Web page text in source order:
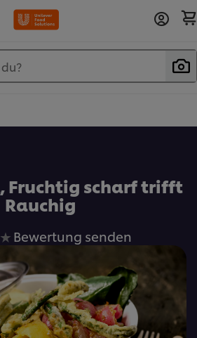
Fruchtig scharf trifft
Rauchig
Keine
Bewertungen
für
dieses
recipe
abgegeben
Bewertung senden